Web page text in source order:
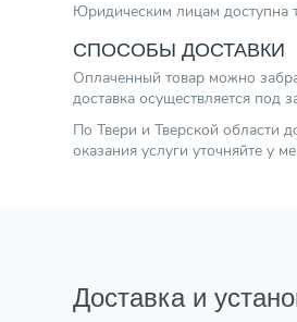
Юридическим лицам доступна
СПОСОБЫ ДОСТАВКИ
Оплаченный товар можно
доставка осуществляется под
По Твери и Тверской области
оказания услуги уточняйте у
Доставка и